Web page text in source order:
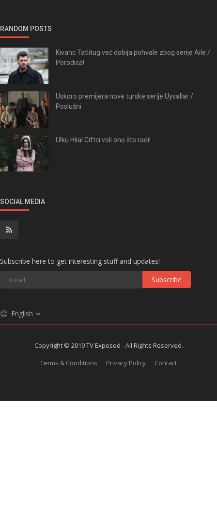
RANDOM POSTS
Kivanc Tatlitug već dobija pohvale zbog serije Aile /
Porodica!
Uskoro premijera nove turske serije Uysallar /
Poslušni
Ulku Hilal Ciftci voli ono što radi!
SOCIAL MEDIA
Subscribe here to get interesting stuff and updates!
Subscribe
English
Copyright © 2019 TV Exposed - All Rights Reserved.
Terms & Conditions
Privacy Policy Contact